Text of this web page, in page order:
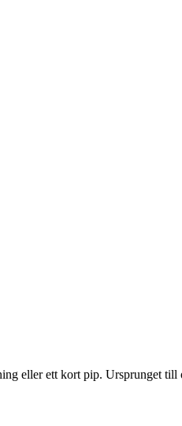
eller ett kort pip. Ursprunget